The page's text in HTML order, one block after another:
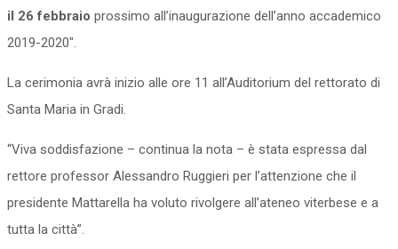
il 26 febbraio prossimo all’inaugurazione dell’anno accademico
2019-2020″.
La cerimonia avrà inizio alle ore 11 all’Auditorium del rettorato di
Santa Maria in Gradi.
“Viva soddisfazione – continua la nota – è stata espressa dal
rettore professor Alessandro Ruggieri per l’attenzione che il
presidente Mattarella ha voluto rivolgere all’ateneo viterbese e a
tutta la città”.